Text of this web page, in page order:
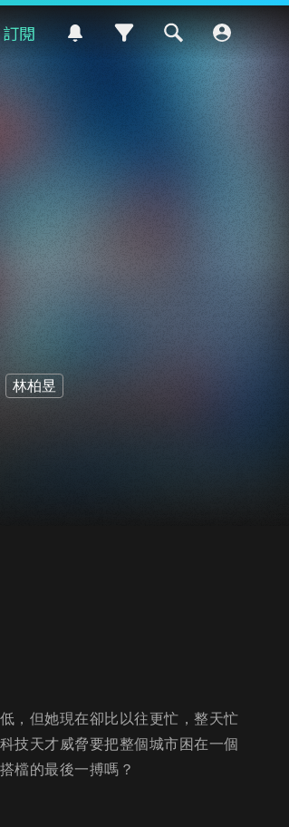
訂閱
林柏昱
，但她現在卻比以往更忙，整天忙
技天才威脅要把整個城市困在一個
檔的最後一搏嗎？